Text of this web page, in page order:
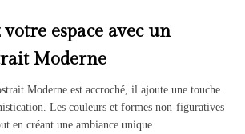
espace avec un
Moderne
Moderne est accroché, il ajoute une touche
Les couleurs et formes non-figuratives
en créant une ambiance unique.